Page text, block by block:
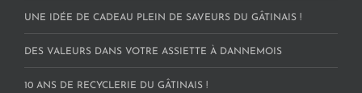
UNE IDÉE DE CADEAU PLEIN DE SAVEURS DU GÂTINAIS !
DES VALEURS DANS VOTRE ASSIETTE À DANNEMOIS
10 ANS DE RECYCLERIE DU GÂTINAIS !